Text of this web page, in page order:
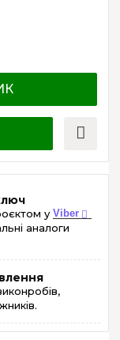
у Viber
аналоги